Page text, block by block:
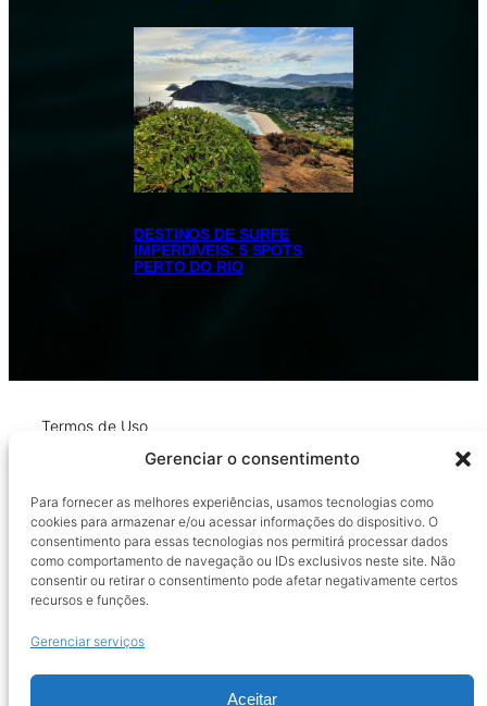
Gerenciar o consentimento
Para fornecer as melhores experiências, usamos tecnologias como
cookies para armazenar e/ou acessar informações do dispositivo. O
consentimento para essas tecnologias nos permitirá processar dados
como comportamento de navegação ou IDs exclusivos neste site. Não
consentir ou retirar o consentimento pode afetar negativamente certos
recursos e funções.
Gerenciar serviços
Aceitar
DESTINOS DE SURFE
IMPERDÍVEIS: 5 SPOTS
PERTO DO RIO
Termos de Uso
Política de Privacidade
Política de Reembolso e Devoluções